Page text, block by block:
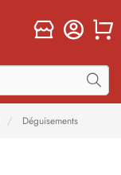
Déguisements